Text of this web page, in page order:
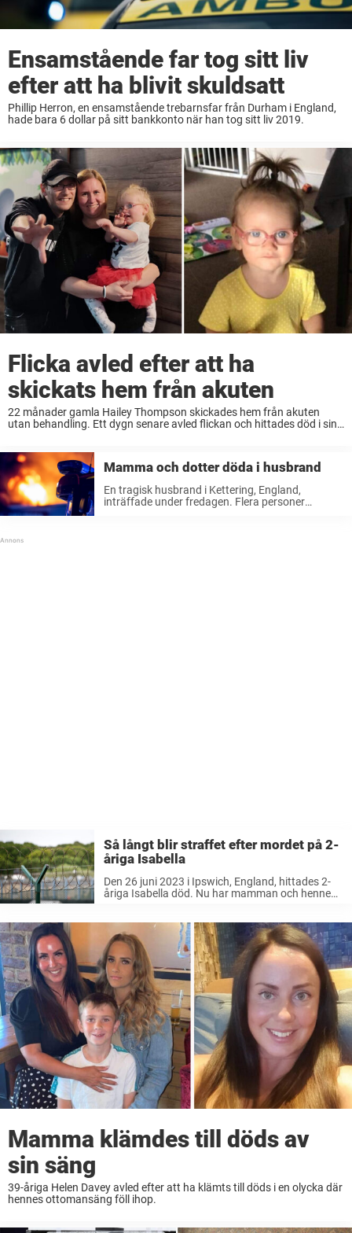
Ensamstående far tog sitt liv
efter att ha blivit skuldsatt
Phillip Herron, en ensamstående trebarnsfar från Durham i England,
hade bara 6 dollar på sitt bankkonto när han tog sitt liv 2019.
Flicka avled efter att ha
skickats hem från akuten
22 månader gamla Hailey Thompson skickades hem från akuten
utan behandling. Ett dygn senare avled flickan och hittades död i sin
Mamma och dotter döda i husbrand
En tragisk husbrand i Kettering, England,
inträffade under fredagen. Flera personer
Så långt blir straffet efter mordet på 2-
åriga Isabella
Den 26 juni 2023 i Ipswich, England, hittades 2-
åriga Isabella död. Nu har mamman och hennes
Mamma klämdes till döds av
sin säng
39-åriga Helen Davey avled efter att ha klämts till döds i en olycka där
hennes ottomansäng föll ihop.